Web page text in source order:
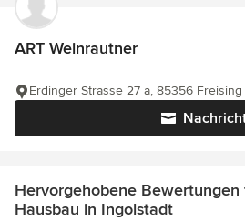
ART Weinrautner
Erdinger Strasse 27 a, 85356 Freising
Hervorgehobene
Hausbau in Ingolstadt